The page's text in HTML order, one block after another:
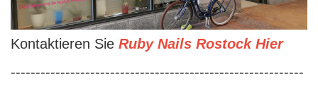
Kontaktieren Sie Ruby Nails Rostock Hier
-----------------------------------------------------------